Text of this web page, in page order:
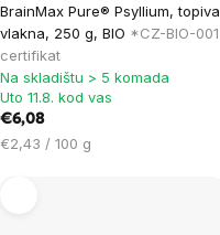
BrainMax Pure® Psyllium, topiva
vlakna, 250 g, BIO *CZ-BIO-001
certifikat
Na skladištu > 5 komada
Uto 11.8. kod vas
€6,08
Cijena
€2,43 / 100 g